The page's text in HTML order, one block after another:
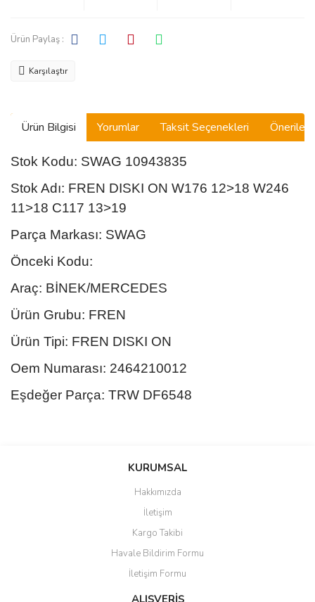
Ürün Paylaş :
Karşılaştır
Ürün Bilgisi Yorumlar Taksit Seçenekleri
Stok Kodu: SWAG 10943835
Stok Adı: FREN DISKI ON W176 12>18 W246
11>18 C117 13>19
Parça Markası: SWAG
Önceki Kodu:
Araç: BİNEK/MERCEDES
Ürün Grubu: FREN
Ürün Tipi: FREN DISKI ON
Oem Numarası: 2464210012
Eşdeğer Parça: TRW DF6548
Bu ürüne ilk yorumu siz yapın!
Yorum Yaz
Ürün resmi kalitesiz, bozuk veya görüntülenemiyor.
Ürün açıklamasında eksik bilgiler bulunuyor.
Ürün bilgilerinde hatalar bulunuyor.
Ürün fiyatı diğer sitelerden daha pahalı.
Bu ürüne benzer farklı alternatifler olmalı.
KURUMSAL
Hakkımızda
İletişim
Kargo Takibi
Havale Bildirim Formu
İletişim Formu
ALIŞVERİŞ